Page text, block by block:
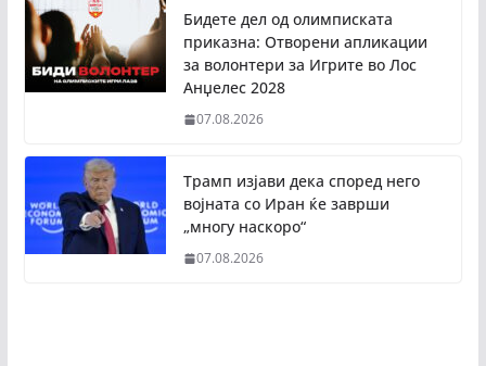
Бидете дел од олимписката
приказна: Отворени апликации
за волонтери за Игрите во Лос
Анџелес 2028
07.08.2026
Трамп изјави дека според него
војната со Иран ќе заврши
„многу наскоро“
07.08.2026